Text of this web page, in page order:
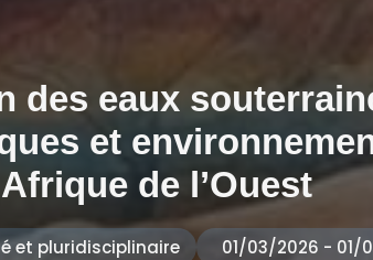
des eaux
et
de l’Ouest
et pluridisciplinaire 01/03/2026 - 01/